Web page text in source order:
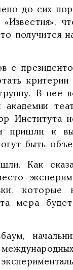
до сих
получится
с
В нее
Института
пришли к
быть
Как
мера